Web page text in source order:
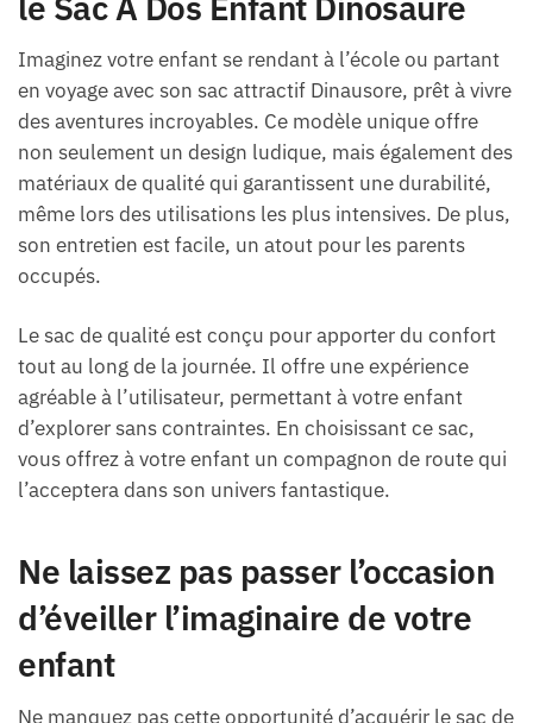
Imaginez votre enfant se rendant à l’école ou partant
en voyage avec son sac attractif Dinausore, prêt à vivre
des aventures incroyables. Ce modèle unique offre
non seulement un design ludique, mais également des
matériaux de qualité qui garantissent une durabilité,
même lors des utilisations les plus intensives. De plus,
son entretien est facile, un atout pour les parents
occupés.
Le sac de qualité est conçu pour apporter du confort
tout au long de la journée. Il offre une expérience
agréable à l’utilisateur, permettant à votre enfant
d’explorer sans contraintes. En choisissant ce sac,
vous offrez à votre enfant un compagnon de route qui
l’acceptera dans son univers fantastique.
Ne laissez pas passer l’occasion
d’éveiller l’imaginaire de votre
enfant
Ne manquez pas cette opportunité d’acquérir le sac de